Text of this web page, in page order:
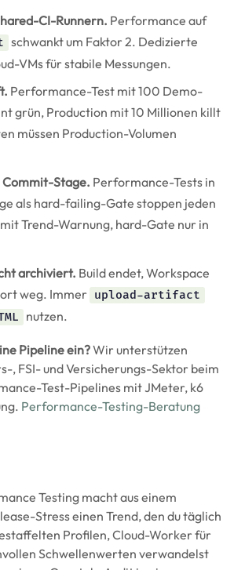
CI-Runnern. Performance auf
schwankt um Faktor 2. Dedizierte
VMs für stabile Messungen.
Performance-Test mit 100 Demo-
grün, Production mit 10 Millionen killt
müssen Production-Volumen
Stage. Performance-Tests in
als hard-failing-Gate stoppen jeden
Trend-Warnung, hard-Gate nur in
archiviert. Build endet, Workspace
weg. Immer upload-artifact
nutzen.
Pipeline ein?Wir unterstützen
, FSI- und Versicherungs-Sektor beim
Test-Pipelines mit JMeter, k6
Performance-Testing-Beratung
Testing macht aus einem
Stress einen Trend, den du täglich
Profilen, Cloud-Worker für
Schwellenwerten verwandelst